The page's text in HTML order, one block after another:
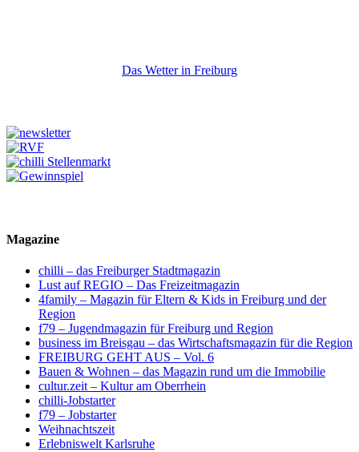
Das Wetter in Freiburg
Magazine
chilli – das Freiburger Stadtmagazin
Lust auf REGIO – Das Freizeitmagazin
4family – Magazin für Eltern & Kids in Freiburg und der
Region
f79 – Jugendmagazin für Freiburg und Region
business im Breisgau – das Wirtschaftsmagazin für die Region
FREIBURG GEHT AUS – Vol. 6
Bauen & Wohnen – das Magazin rund um die Immobilie
cultur.zeit – Kultur am Oberrhein
chilli-Jobstarter
f79 – Jobstarter
Weihnachtszeit
Erlebniswelt Karlsruhe